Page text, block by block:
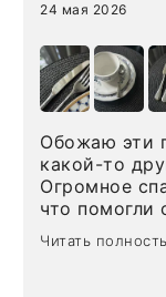
24 мая 2026
Обожаю эти
какой-то
Огромное
что помогли
доставкой и
была здесь
внутри
Читать